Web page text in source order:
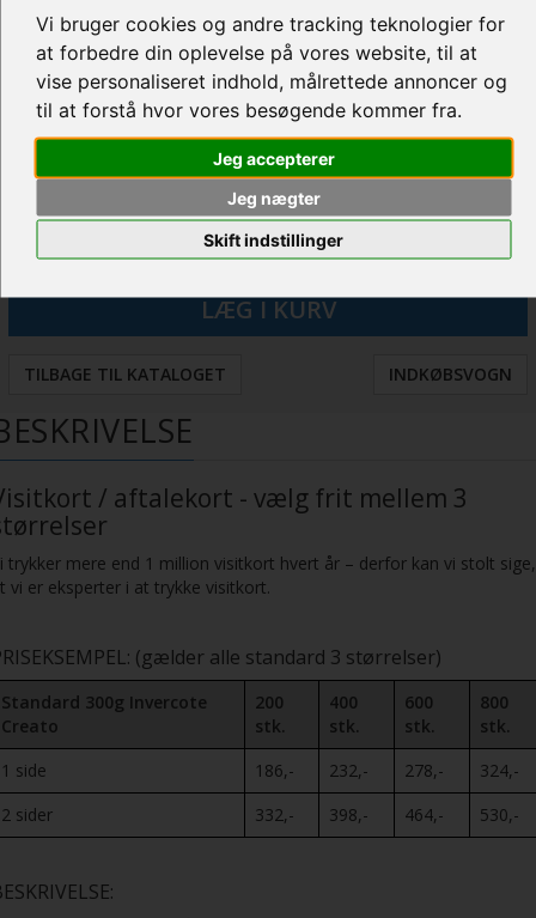
Vi bruger cookies og andre tracking teknologier for
at forbedre din oplevelse på vores website, til at
vise personaliseret indhold, målrettede annoncer og
til at forstå hvor vores besøgende kommer fra.
Jeg accepterer
Jeg nægter
Skift indstillinger
Fil til visitkort variant 10
VÆLG
Yderligere instruktioner
TILBAGE TIL KATALOGET INDKØBSVOGN
/ aftalekort - vælg frit mellem 3
trykker mere end 1 million visitkort hvert år – derfor kan vi stolt sige,
vi er eksperter i at trykke visitkort.
(gælder alle standard 3 størrelser)
Standard 300g Invercote
Creato
200
stk.
400
stk.
600
stk.
800
stk.
1 side
186,- 232,- 278,-
324,-
2 sider
332,- 398,- 464,- 530,-